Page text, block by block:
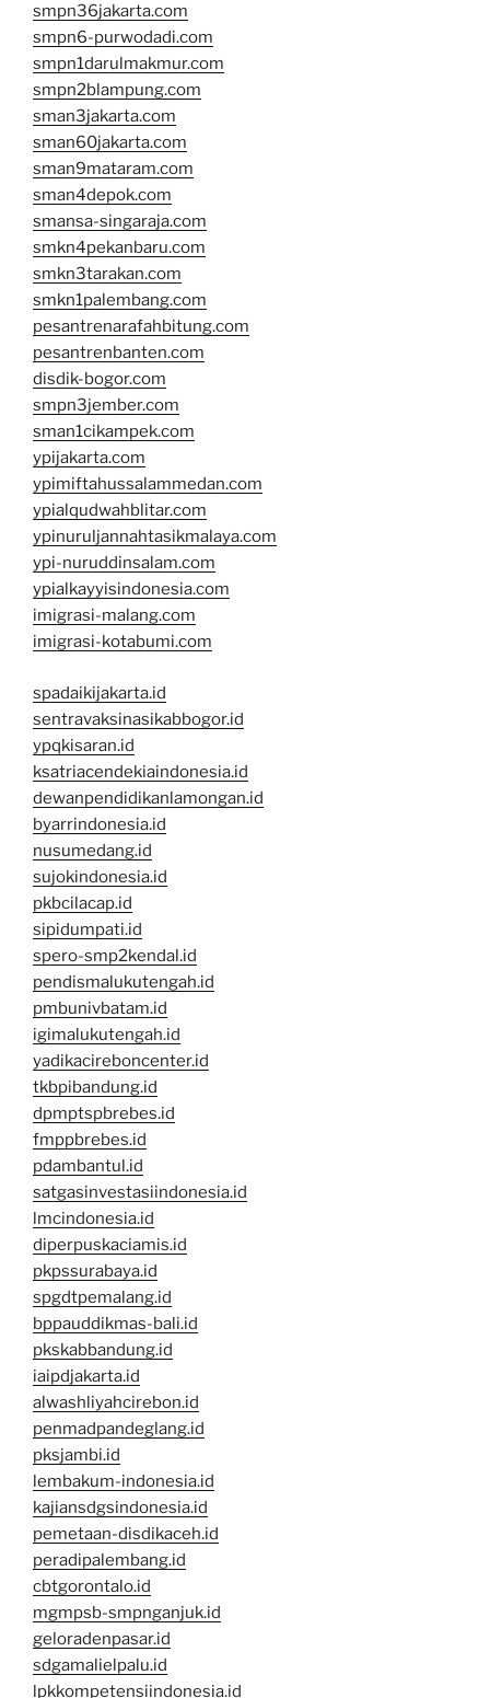
smpn36jakarta.com
smpn6-purwodadi.com
smpn1darulmakmur.com
smpn2blampung.com
sman3jakarta.com
sman60jakarta.com
sman9mataram.com
sman4depok.com
smansa-singaraja.com
smkn4pekanbaru.com
smkn3tarakan.com
smkn1palembang.com
pesantrenarafahbitung.com
pesantrenbanten.com
disdik-bogor.com
smpn3jember.com
sman1cikampek.com
ypijakarta.com
ypimiftahussalammedan.com
ypialqudwahblitar.com
ypinuruljannahtasikmalaya.com
ypi-nuruddinsalam.com
ypialkayyisindonesia.com
imigrasi-malang.com
imigrasi-kotabumi.com
spadaikijakarta.id
sentravaksinasikabbogor.id
ypqkisaran.id
ksatriacendekiaindonesia.id
dewanpendidikanlamongan.id
byarrindonesia.id
nusumedang.id
sujokindonesia.id
pkbcilacap.id
sipidumpati.id
spero-smp2kendal.id
pendismalukutengah.id
pmbunivbatam.id
igimalukutengah.id
yadikacireboncenter.id
tkbpibandung.id
dpmptspbrebes.id
fmppbrebes.id
pdambantul.id
satgasinvestasiindonesia.id
lmcindonesia.id
diperpuskaciamis.id
pkpssurabaya.id
spgdtpemalang.id
bppauddikmas-bali.id
pkskabbandung.id
iaipdjakarta.id
alwashliyahcirebon.id
penmadpandeglang.id
pksjambi.id
lembakum-indonesia.id
kajiansdgsindonesia.id
pemetaan-disdikaceh.id
peradipalembang.id
cbtgorontalo.id
mgmpsb-smpnganjuk.id
geloradenpasar.id
sdgamalielpalu.id
lpkkompetensiindonesia.id